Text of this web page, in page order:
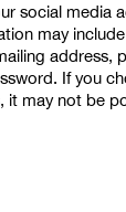
social media
may
address,
If you
it may not be